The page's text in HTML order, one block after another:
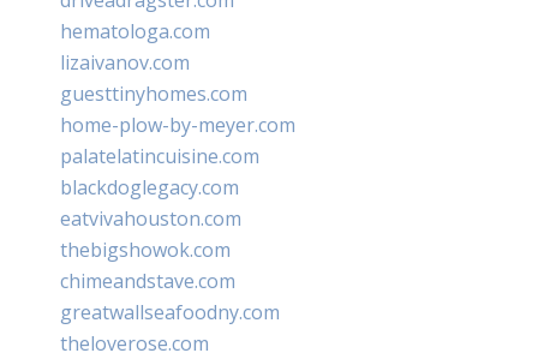
hematologa.com
lizaivanov.com
guesttinyhomes.com
home-plow-by-meyer.com
palatelatincuisine.com
blackdoglegacy.com
eatvivahouston.com
thebigshowok.com
chimeandstave.com
greatwallseafoodny.com
theloverose.com